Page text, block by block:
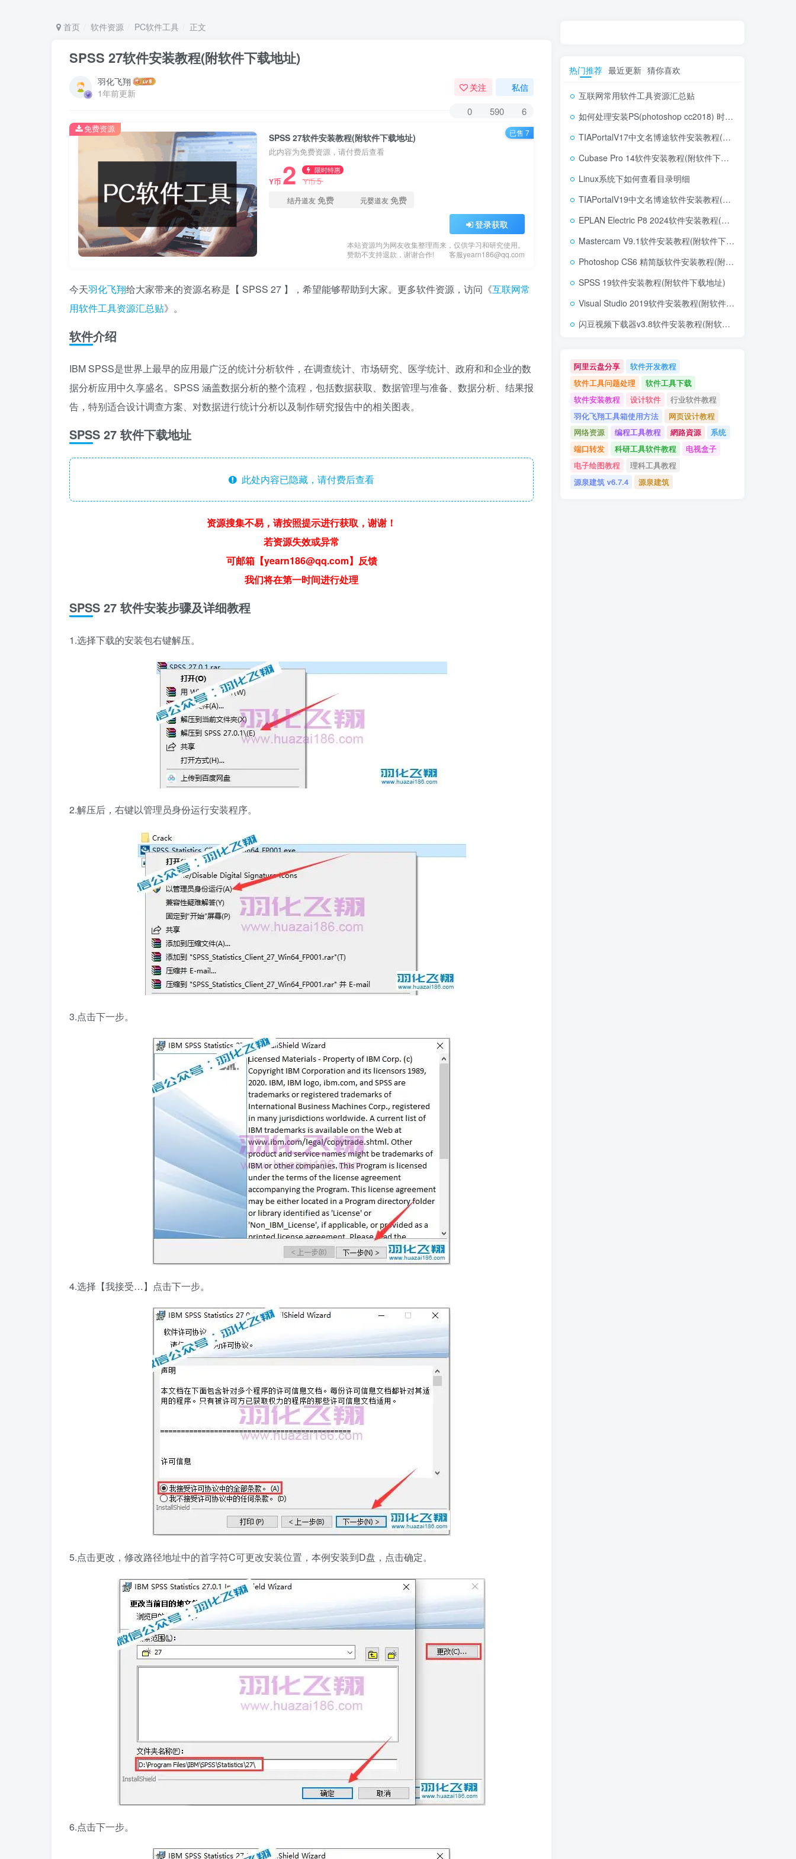
首页 软件资源 PC软件工具 正文
SPSS 27软件安装教程(附软件下载地址)
羽化飞翔
1年前更新
关注 私信
0 590 6
SPSS 27软件安装教程(附软件下载地址)
此内容为免费资源，请付费后查看
Y币 2 限时特惠
Y币5
结丹道友免费 元婴道友免费
登录获取
本站资源均为网友收集整理而来，仅供学习和研究使用。
赞助不支持退款，谢谢合作!
客服yearn186@qq.com
免费资源 已售 7
今天羽化飞翔给大家带来的资源名称是【 SPSS 27 】，希望能够帮助到大家。更多软件资源，访问《互联网常
用软件工具资源汇总贴》。
软件介绍
IBM SPSS是世界上最早的应用最广泛的统计分析软件，在调查统计、市场研究、医学统计、政府和和企业的数
据分析应用中久享盛名。SPSS 涵盖数据分析的整个流程，包括数据获取、数据管理与准备、数据分析、结果报
告，特别适合设计调查方案、对数据进行统计分析以及制作研究报告中的相关图表。
SPSS 27 软件下载地址
此处内容已隐藏，请付费后查看
资源搜集不易，请按照提示进行获取，谢谢！
若资源失效或异常
可邮箱【yearn186@qq.com】反馈
我们将在第一时间进行处理
SPSS 27 软件安装步骤及详细教程
1.选择下载的安装包右键解压。
2.解压后，右键以管理员身份运行安装程序。
3.点击下一步。
4.选择【我接受…】点击下一步。
5.点击更改，修改路径地址中的首字符C可更改安装位置，本例安装到D盘，点击确定。
6.点击下一步。
热门推荐 最近更新 猜你喜欢
互联网常用软件工具资源汇总贴
如何处理安装PS(photoshop cc2018) 时，提示系统或者IE浏览器需要升级
TIAPortalV17中文名博途软件安装教程(附软件下载地址)
Cubase Pro 14软件安装教程(附软件下载地址)
Linux系统下如何查看目录明细
TIAPortalV19中文名博途软件安装教程(附软件下载地址)
EPLAN Electric P8 2024软件安装教程(附软件下载地址)
Mastercam V9.1软件安装教程(附软件下载地址)
Photoshop CS6 精简版软件安装教程(附软件下载地址)
SPSS 19软件安装教程(附软件下载地址)
Visual Studio 2019软件安装教程(附软件下载地址)
闪豆视频下载器v3.8软件安装教程(附软件下载地址)
阿里云盘分享
软件开发教程
软件工具问题处理
软件工具下载
软件安装教程
设计软件
行业软件教程
羽化飞翔工具箱使用方法
网页设计教程
网络资源
编程工具教程 網路資源
系统
端口转发
科研工具软件教程
电视盒子
电子绘图教程
理科工具教程
源泉建筑 v6.7.4
源泉建筑